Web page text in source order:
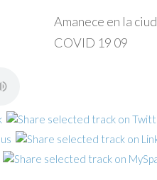
Amanece en la
COVID 19 09